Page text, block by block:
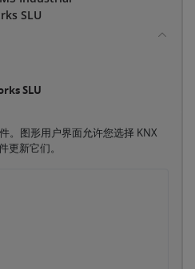
SLU
SLU
。图形用户界面允许您选择 KNX
更新它们。